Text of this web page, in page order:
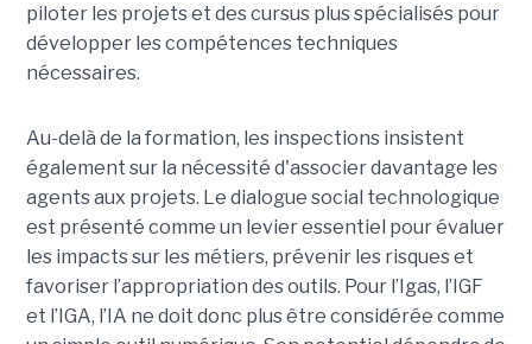
piloter les projets et des cursus plus spécialisés pour
développer les compétences techniques
nécessaires.
Au-delà de la formation, les inspections insistent
également sur la nécessité d'associer davantage les
agents aux projets. Le dialogue social technologique
est présenté comme un levier essentiel pour évaluer
les impacts sur les métiers, prévenir les risques et
favoriser l’appropriation des outils. Pour l’Igas, l’IGF
et l’IGA, l’IA ne doit donc plus être considérée comme